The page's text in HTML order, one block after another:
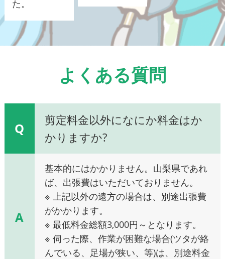
た。
よくある質問
Q
剪定料金以外になにか料金はか
かりますか?
A
基本的にはかかりません。山梨県であれ
ば、出張費はいただいておりません。
※ 上記以外の遠方の場合は、別途出張費
がかかります。
※ 最低料金総額3,000円～となります。
※ 伺った際、作業が困難な場合(ツタが絡
んでいる、足場が狭い、等)は、別途料金